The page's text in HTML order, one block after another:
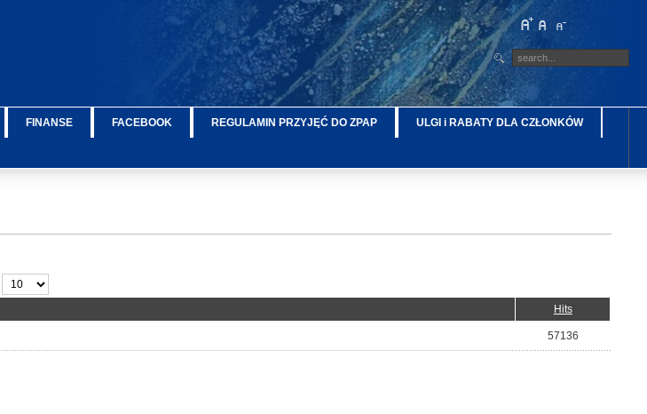
FINANSE FACEBOOK REGULAMIN PRZYJĘĆ DO ZPAP ULGI i RABATY DLA CZŁONKÓW
Hits
57136